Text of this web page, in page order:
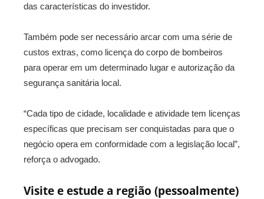
das características do investidor.
Também pode ser necessário arcar com uma série de
custos extras, como licença do corpo de bombeiros
para operar em um determinado lugar e autorização da
segurança sanitária local.
“Cada tipo de cidade, localidade e atividade tem licenças
específicas que precisam ser conquistadas para que o
negócio opera em conformidade com a legislação local”,
reforça o advogado.
Visite e estude a região (pessoalmente)